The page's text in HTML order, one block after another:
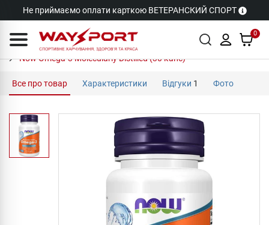
Не приймаємо оплати карткою ВЕТЕРАНСКИЙ СПОРТ
0
Now Omega-3 Molecularly Distilled (30 капс)
Все про товар Характеристики Відгуки 1 Фото